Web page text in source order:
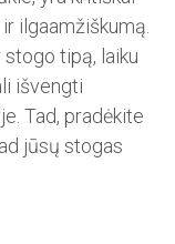
ilgaamžiškumą.
tipą, laiku
išvengti
Tad, pradėkite
jūsų stogas